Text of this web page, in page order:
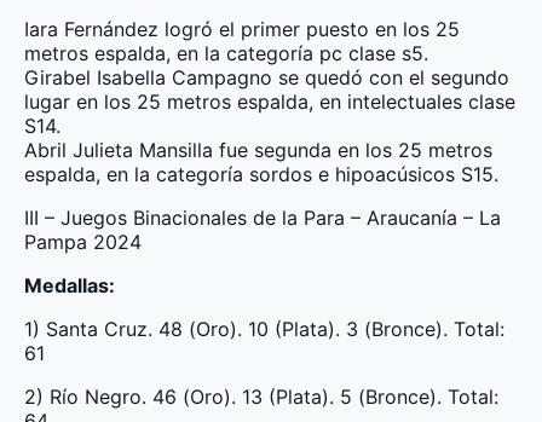
Iara Fernández logró el primer puesto en los 25
metros espalda, en la categoría pc clase s5.
Girabel Isabella Campagno se quedó con el segundo
lugar en los 25 metros espalda, en intelectuales clase
S14.
Abril Julieta Mansilla fue segunda en los 25 metros
espalda, en la categoría sordos e hipoacúsicos S15.
III – Juegos Binacionales de la Para – Araucanía – La
Pampa 2024
Medallas:
1) Santa Cruz. 48 (Oro). 10 (Plata). 3 (Bronce). Total:
61
2) Río Negro. 46 (Oro). 13 (Plata). 5 (Bronce). Total: